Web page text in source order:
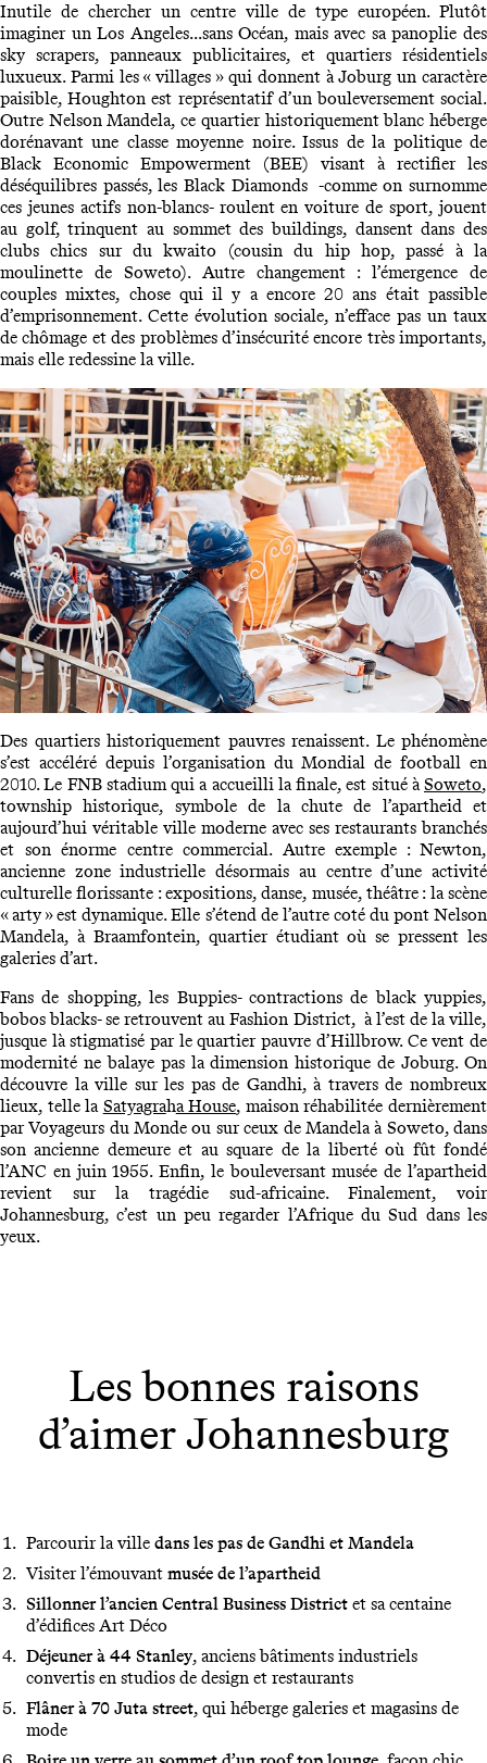
Inutile de chercher un centre ville de type européen. Plutôt
imaginer un Los Angeles...sans Océan, mais avec sa panoplie des
sky scrapers, panneaux publicitaires, et quartiers résidentiels
luxueux. Parmi les « villages » qui donnent à Joburg un caractère
paisible, Houghton est représentatif d’un bouleversement social.
Outre Nelson Mandela, ce quartier historiquement blanc héberge
dorénavant une classe moyenne noire. Issus de la politique de
Black Economic Empowerment (BEE) visant à rectifier les
déséquilibres passés, les Black Diamonds -comme on surnomme
ces jeunes actifs non-blancs- roulent en voiture de sport, jouent
au golf, trinquent au sommet des buildings, dansent dans des
clubs chics sur du kwaito (cousin du hip hop, passé à la
moulinette de Soweto). Autre changement : l’émergence de
couples mixtes, chose qui il y a encore 20 ans était passible
d’emprisonnement. Cette évolution sociale, n’efface pas un taux
de chômage et des problèmes d’insécurité encore très importants,
mais elle redessine la ville.
Des quartiers historiquement pauvres renaissent. Le phénomène
s’est accéléré depuis l’organisation du Mondial de football en
2010. Le FNB stadium qui a accueilli la finale, est situé àSoweto,
township historique, symbole de la chute de l’apartheid et
aujourd’hui véritable ville moderne avec ses restaurants branchés
et son énorme centre commercial. Autre exemple : Newton,
ancienne zone industrielle désormais au centre d’une activité
culturelle florissante : expositions, danse, musée, théâtre : la scène
« arty » est dynamique. Elle s’étend de l’autre coté du pont Nelson
Mandela, à Braamfontein, quartier étudiant où se pressent les
galeries d’art.
Fans de shopping, les Buppies- contractions de black yuppies,
bobos blacks- se retrouvent au Fashion District, à l’est de la ville,
jusque là stigmatisé par le quartier pauvre d’Hillbrow. Ce vent de
modernité ne balaye pas la dimension historique de Joburg. On
découvre la ville sur les pas de Gandhi, à travers de nombreux
lieux, telle la Satyagraha House, maison réhabilitée dernièrement
par Voyageurs du Monde ou sur ceux de Mandela à Soweto, dans
son ancienne demeure et au square de la liberté où fût fondé
l’ANC en juin 1955. Enfin, le bouleversant musée de l’apartheid
revient sur la tragédie sud-africaine. Finalement, voir
Johannesburg, c’est un peu regarder l’Afrique du Sud dans les
yeux.
Les bonnes raisons
d’aimer Johannesburg
Parcourir la ville dans les pas de Gandhi et Mandela
Visiter l’émouvant musée de l’apartheid
Sillonner l’ancien Central Business District et sa centaine
d’édifices Art Déco
Déjeuner à 44 Stanley, anciens bâtiments industriels
convertis en studios de design et restaurants
Flâner à 70 Juta street, qui héberge galeries et magasins de
mode